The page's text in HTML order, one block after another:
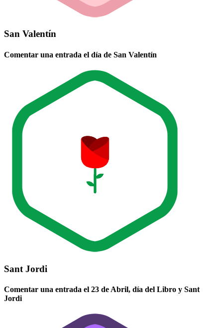
San Valentín
Comentar una entrada el día de San Valentín
Sant Jordi
Comentar una entrada el 23 de Abril, día del Libro y Sant
Jordi